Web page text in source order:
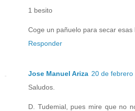
1 besito
Coge un pañuelo para secar esas
Responder
Jose Manuel Ariza 20 de
Saludos.
D. Tudemial, pues mire que no